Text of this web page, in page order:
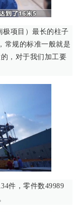
极项目）最长的柱子
常规的标准一般就是
，对于我们加工要
件，零件数49989